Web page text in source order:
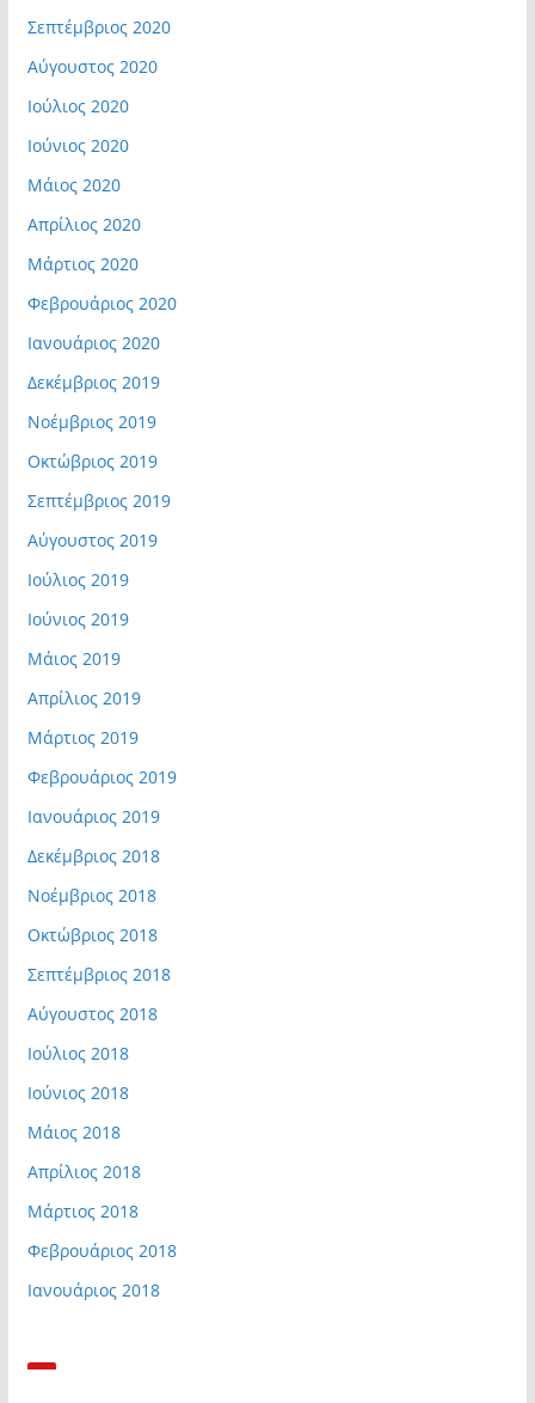
Σεπτέμβριος 2020
Αύγουστος 2020
Ιούλιος 2020
Ιούνιος 2020
Μάιος 2020
Απρίλιος 2020
Μάρτιος 2020
Φεβρουάριος 2020
Ιανουάριος 2020
Δεκέμβριος 2019
Νοέμβριος 2019
Οκτώβριος 2019
Σεπτέμβριος 2019
Αύγουστος 2019
Ιούλιος 2019
Ιούνιος 2019
Μάιος 2019
Απρίλιος 2019
Μάρτιος 2019
Φεβρουάριος 2019
Ιανουάριος 2019
Δεκέμβριος 2018
Νοέμβριος 2018
Οκτώβριος 2018
Σεπτέμβριος 2018
Αύγουστος 2018
Ιούλιος 2018
Ιούνιος 2018
Μάιος 2018
Απρίλιος 2018
Μάρτιος 2018
Φεβρουάριος 2018
Ιανουάριος 2018